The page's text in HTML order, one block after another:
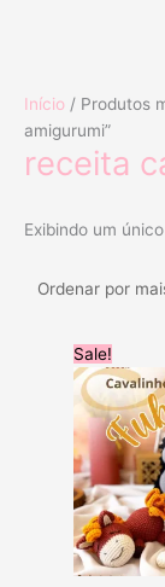
para
conteúdo
Início / Produtos
amigurumi”
receita
Exibindo um
Sale!